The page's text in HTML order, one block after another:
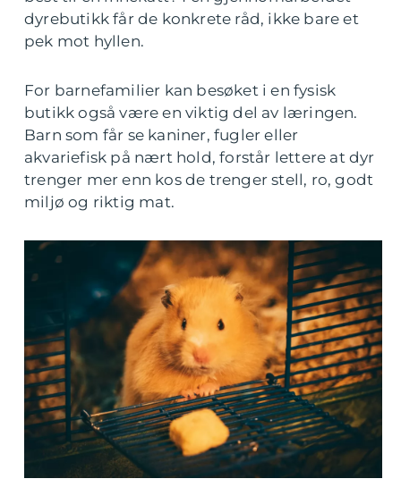
dyrebutikk får de konkrete råd, ikke bare et
pek mot hyllen.
For barnefamilier kan besøket i en fysisk
butikk også være en viktig del av læringen.
Barn som får se kaniner, fugler eller
akvariefisk på nært hold, forstår lettere at dyr
trenger mer enn kos de trenger stell, ro, godt
miljø og riktig mat.